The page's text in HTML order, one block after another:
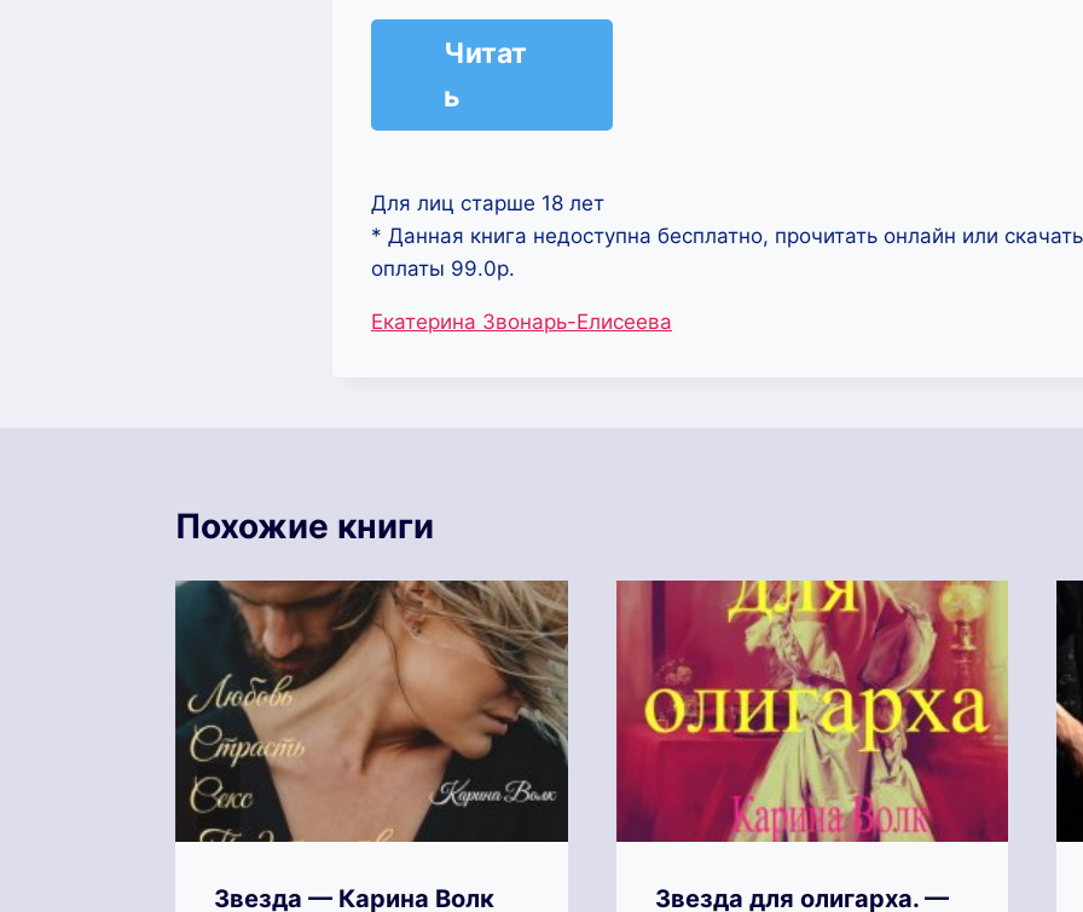
Читат
ь
Для лиц старше 18 лет
* Данная книга недоступна бесплатно, прочитать онлайн или
оплаты 99.0р.
Метки
Екатерина Звонарь-Елисеева
Похожие книги
Звезда — Карина Волк Звезда для олигарха. —